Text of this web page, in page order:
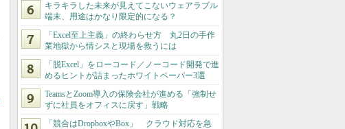
キラキラした未来が見えてこないウェアラブル
端末、用途はかなり限定的になる？
「Excel至上主義」の終わらせ方 丸2日の手作
業地獄から情シスと現場を救うには
「脱Excel」をローコード／ノーコード開発で進
めるヒントが詰まったホワイトペーパー3選
TeamsとZoom導入の保険会社が進める「強制せ
ずに社員をオフィスに戻す」戦略
「競合はDropboxやBox」 クラウド対応を急